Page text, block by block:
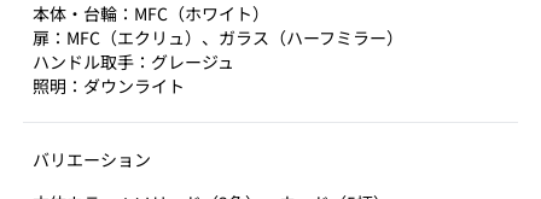
本体・台輪：MFC（ホワイト）
扉：MFC（エクリュ）、ガラス（ハーフミラー）
ハンドル取手：グレージュ
照明：ダウンライト
バリエーション